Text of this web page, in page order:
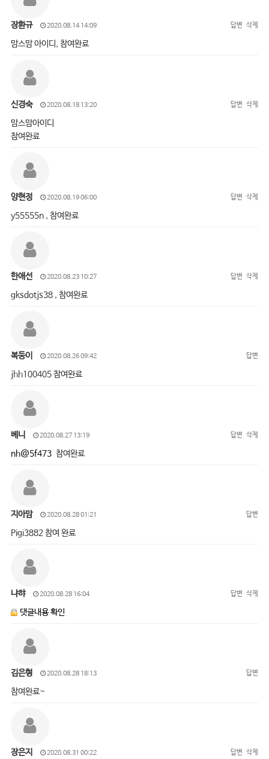
장환규 2020.08.14 14:09 답변 삭제
맘스맘 아이디, 참여완료
신경숙 2020.08.18 13:20 답변 삭제
맘스맘아이디
참여완료
양현정 2020.08.19 06:00 답변 삭제
y55555n , 참여완료
한애선 2020.08.23 10:27 답변 삭제
gksdotjs38 , 참여완료
복둥이 2020.08.26 09:42 답변
jhh100405 참여완료
베니 2020.08.27 13:19 답변 삭제
nh@5f473참여완료
지아맘 2020.08.28 01:21 답변
Pigi3882 참여 완료
냐햐 2020.08.28 16:04 답변 삭제
댓글내용 확인
김은형 2020.08.28 18:13 답변
참여완료~
장은지 2020.08.31 00:22 답변 삭제